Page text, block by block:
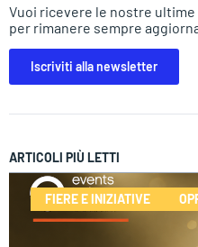
Vuoi ricevere le nostre
per rimanere sempre
Iscriviti alla newsletter
ARTICOLI PIÙ LETTI
FIERE E INIZIATIVE